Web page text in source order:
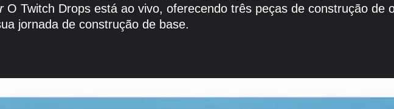
O Twitch Drops está ao vivo, oferecendo três peças de construção de
jornada de construção de base.